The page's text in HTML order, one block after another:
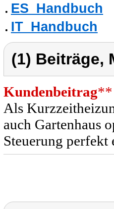
ES_Handbuch
IT_Handbuch
(1) Beiträge,
Kundenbeitrag**
Als
auch Gartenhaus
Steuerung perfekt